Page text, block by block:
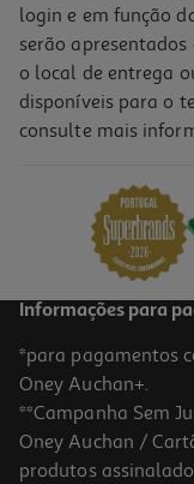
login e em função
serão
o local de entrega
disponíveis para o
consulte mais
Informações para
*para pagamentos
Oney Auchan+.
**Campanha Sem
Oney Auchan /
produtos